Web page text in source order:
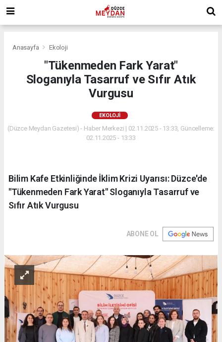
Anasayfa Ekoloji
"Tükenmeden Fark Yarat"
Sloganıyla Tasarruf ve Sıfır Atık
Vurgusu
EKOLOJI
(Düzce Meydan Gazetesi) - Haber Merkezi | 02.11.2025 - 13:33, Güncelleme:
02.11.2025 - 13:33
Bilim Kafe Etkinliğinde İklim Krizi Uyarısı: Düzce'de
"Tükenmeden Fark Yarat" Sloganıyla Tasarruf ve
Sıfır Atık Vurgusu
ABONE OL